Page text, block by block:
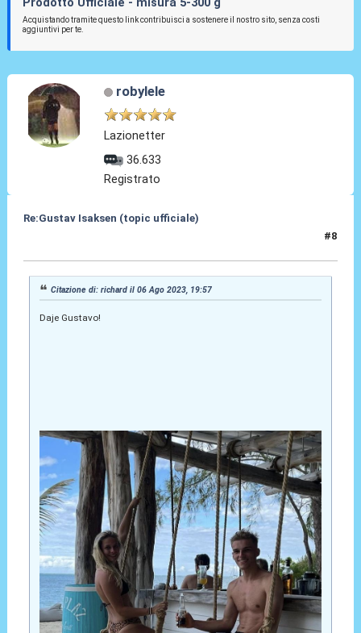
Acquistando tramite questo link contribuisci a sostenere il nostro sito, senza costi
aggiuntivi per te.
robylele
Lazionetter
36.633
Registrato
Re:Gustav Isaksen (topic ufficiale)
#8
Citazione di: richard il 06 Ago 2023, 19:57
Daje Gustavo!